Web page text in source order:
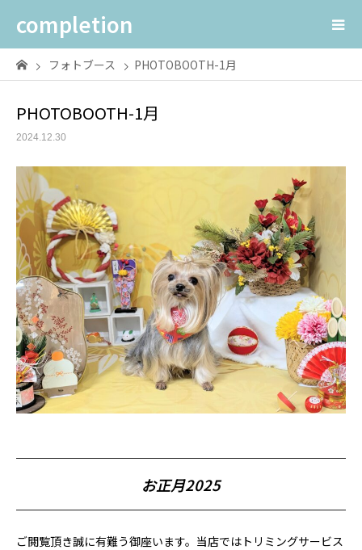
completion
フォトブース PHOTOBOOTH-1月
PHOTOBOOTH-1月
2024.12.30
お正月2025
ご閲覧頂き誠に有難う御座います。当店ではトリミングサービス